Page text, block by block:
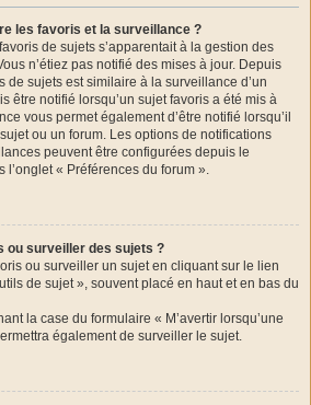
les favoris et la surveillance ?
de sujets s’apparentait à la gestion des
n’étiez pas notifié des mises à jour. Depuis
de sujets est similaire à la surveillance d’un
être notifié lorsqu’un sujet favoris a été mis à
vous permet également d’être notifié lorsqu’il
ou un forum. Les options de notifications
peuvent être configurées depuis le
l’onglet « Préférences du forum ».
ou surveiller des sujets ?
ou surveiller un sujet en cliquant sur le lien
de sujet », souvent placé en haut et en bas du
la case du formulaire « M’avertir lorsqu’une
également de surveiller le sujet.